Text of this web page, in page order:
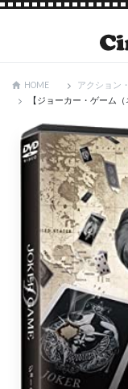
HOME
アクション
【ジョーカー・ゲーム